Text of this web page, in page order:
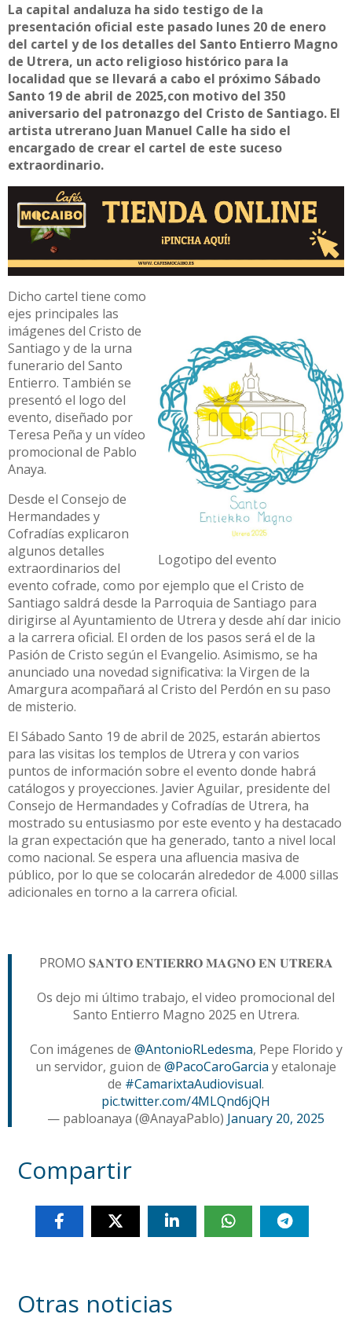
La capital andaluza ha sido testigo de la
presentación oficial este pasado lunes 20 de enero
del cartel y de los detalles del Santo Entierro Magno
de Utrera, un acto religioso histórico para la
localidad que se llevará a cabo el próximo Sábado
Santo 19 de abril de 2025,con motivo del 350
aniversario del patronazgo del Cristo de Santiago. El
artista utrerano Juan Manuel Calle ha sido el
encargado de crear el cartel de este suceso
extraordinario.
Logotipo del evento
Dicho cartel tiene como
ejes principales las
imágenes del Cristo de
Santiago y de la urna
funerario del Santo
Entierro. También se
presentó el logo del
evento, diseñado por
Teresa Peña y un vídeo
promocional de Pablo
Anaya.
Desde el Consejo de
Hermandades y
Cofradías explicaron
algunos detalles
extraordinarios del
evento cofrade, como por ejemplo que el Cristo de
Santiago saldrá desde la Parroquia de Santiago para
dirigirse al Ayuntamiento de Utrera y desde ahí dar inicio
a la carrera oficial. El orden de los pasos será el de la
Pasión de Cristo según el Evangelio. Asimismo, se ha
anunciado una novedad significativa: la Virgen de la
Amargura acompañará al Cristo del Perdón en su paso
de misterio.
El Sábado Santo 19 de abril de 2025, estarán abiertos
para las visitas los templos de Utrera y con varios
puntos de información sobre el evento donde habrá
catálogos y proyecciones. Javier Aguilar, presidente del
Consejo de Hermandades y Cofradías de Utrera, ha
mostrado su entusiasmo por este evento y ha destacado
la gran expectación que ha generado, tanto a nivel local
como nacional. Se espera una afluencia masiva de
público, por lo que se colocarán alrededor de 4.000 sillas
adicionales en torno a la carrera oficial.
PROMO 𝐒𝐀𝐍𝐓𝐎 𝐄𝐍𝐓𝐈𝐄𝐑𝐑𝐎 𝐌𝐀𝐆𝐍𝐎 𝐄𝐍 𝐔𝐓𝐑𝐄𝐑𝐀
Os dejo mi último trabajo, el video promocional del
Santo Entierro Magno 2025 en Utrera.
Con imágenes de @AntonioRLedesma, Pepe Florido y
un servidor, guion de @PacoCaroGarcia y etalonaje
de #CamarixtaAudiovisual.
pic.twitter.com/4MLQnd6jQH
— pabloanaya (@AnayaPablo) January 20, 2025
Compartir
Otras noticias